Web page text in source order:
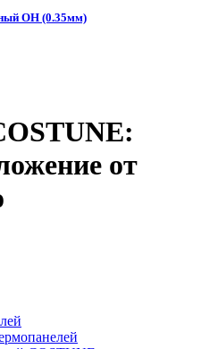
ОН (0.35мм)
от